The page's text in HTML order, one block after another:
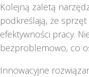
Kolejną zaletą
podkreślają, że
efektywności pracy.
bezproblemowo, co
Innowacyjne